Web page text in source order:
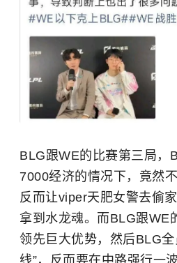
BLG跟WE的比赛第三局，
7000经济的情况下，竟然
反而让viper天肥女警去偷
拿到水龙魂。而BLG跟WE
领先巨大优势，然后BLG
线”，反而要在中路强行一